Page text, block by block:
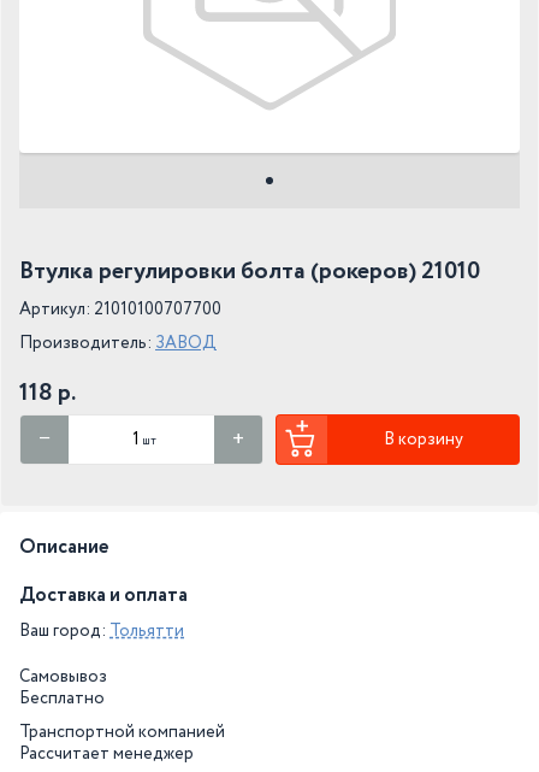
Втулка регулировки болта (рокеров) 21010
Артикул: 21010100707700
Производитель: ЗАВОД
118 р.
шт В корзину
Описание
Доставка и оплата
Ваш город: Тольятти
Самовывоз
Бесплатно
Транспортной компанией
Рассчитает менеджер